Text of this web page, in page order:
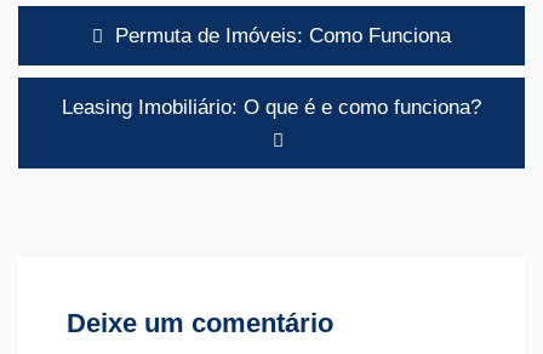
Navegação
de
artigos
Permuta de Imóveis: Como Funciona
Leasing Imobiliário: O que é e como funciona?
Deixe um comentário